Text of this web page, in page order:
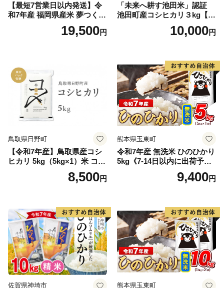
【最短7営業日以内発送】令
和7年産 福岡県産米 夢つくし
15kg 精米 ※北海道・沖縄・
19,500円
「未来へ耕す池田米」認証
池田町産コシヒカリ３kg【お
1人様につき３セットまで】
10,000円
鳥取県日野町
【令和7年産】鳥取県産コシ
ヒカリ 5kg（5kg×1）米 コシ
ヒカリ こしひかり お米 白米
精米 5キロ おこめ こめ コメ
野町産 Elevation
8,500円
熊本県玉東町
令和7年産 無洗米 ひのひかり
5kg《7-14日以内に出荷予定
(土日祝除く)》コメ 米 無洗米
高レビュー｜人気米 熊本県
9,400円
佐賀県神埼市 熊本県玉東町